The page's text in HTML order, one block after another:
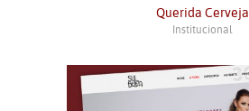
Querida Cerveja
Institucional